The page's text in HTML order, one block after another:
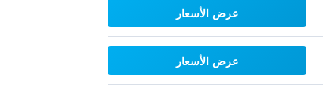
عرض الأسعار
عرض الأسعار